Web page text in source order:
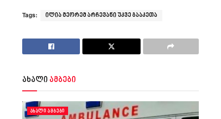
Tags: ილია მეორემ არჩევანი უკვე გააკეთა
ახალი ამბები
ᲐᲮᲐᲚᲘ ᲐᲛᲑᲔᲑᲘ